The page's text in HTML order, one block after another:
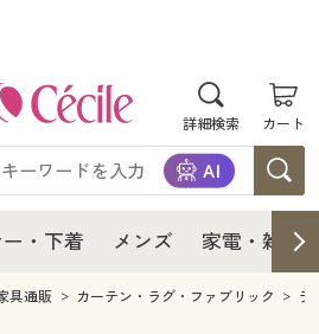
詳細検索 カート
・下着 メンズ 家電・雑貨
て
具通販 カーテン・ラグ・ファブリック ラ